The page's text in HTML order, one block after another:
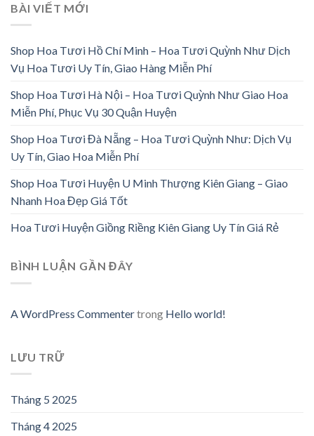
BÀI VIẾT MỚI
Shop Hoa Tươi Hồ Chí Minh – Hoa Tươi Quỳnh Như Dịch
Vụ Hoa Tươi Uy Tín, Giao Hàng Miễn Phí
Shop Hoa Tươi Hà Nội – Hoa Tươi Quỳnh Như Giao Hoa
Miễn Phí, Phục Vụ 30 Quận Huyện
Shop Hoa Tươi Đà Nẵng – Hoa Tươi Quỳnh Như: Dịch Vụ
Uy Tín, Giao Hoa Miễn Phí
Shop Hoa Tươi Huyện U Minh Thượng Kiên Giang – Giao
Nhanh Hoa Đẹp Giá Tốt
Hoa Tươi Huyện Giồng Riềng Kiên Giang Uy Tín Giá Rẻ
BÌNH LUẬN GẦN ĐÂY
A WordPress Commentertrong Hello world!
LƯU TRỮ
Tháng 5 2025
Tháng 4 2025